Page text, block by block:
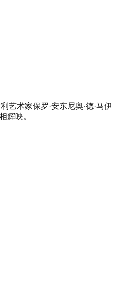
术家保罗·安东尼奥·德·马伊
辉映。